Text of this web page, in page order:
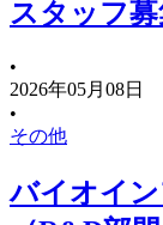
スタッフ
バイオイ
•
2026年05月08日
•
その他